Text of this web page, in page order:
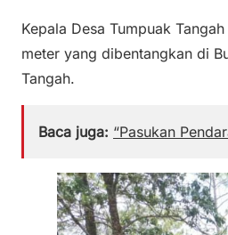
Kepala Desa Tumpuak
meter yang dibentangkan di
Tangah.
Baca juga: “Pasukan